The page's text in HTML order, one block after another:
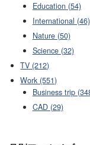
Education (54)
International (46)
Nature (50)
Science (32)
TV (212)
Work (551)
Business trip
CAD (29)